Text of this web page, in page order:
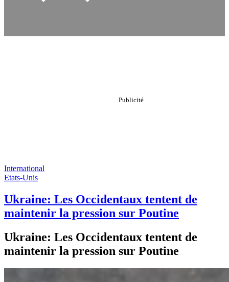
International
Etats-Unis
Ukraine: Les Occidentaux tentent de
maintenir la pression sur Poutine
Ukraine: Les Occidentaux tentent de
maintenir la pression sur Poutine